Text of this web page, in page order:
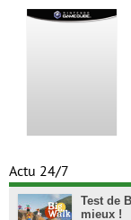
Actu 24/7
Test de
mieux !